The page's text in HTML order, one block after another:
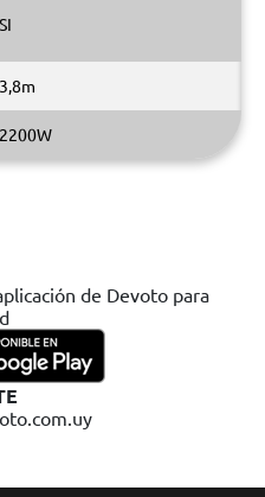
SI
3,8m
2200W
de Devoto para